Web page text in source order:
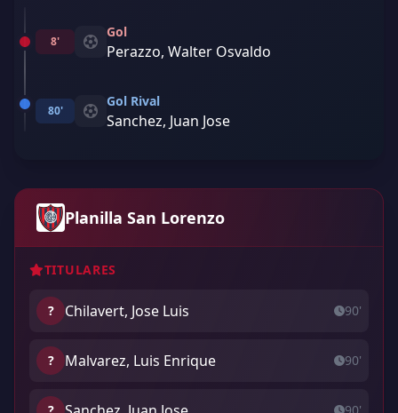
8'
Gol
Perazzo, Walter Osvaldo
80'
Gol Rival
Sanchez, Juan Jose
Planilla San Lorenzo
TITULARES
? Chilavert, Jose Luis 90'
? Malvarez, Luis Enrique 90'